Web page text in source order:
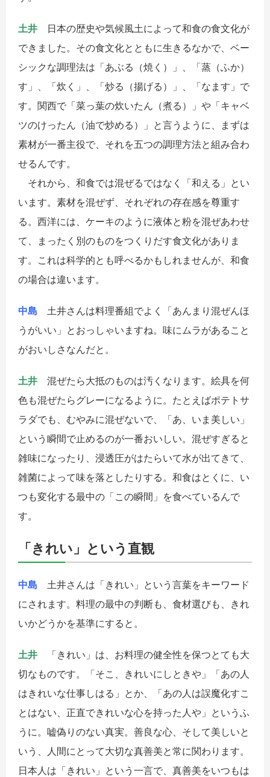
土井 日本の歴史や気候風土によって和食の食文化が
できました。その食文化とともに生きるなかで、ベー
シックな調理法は「あぶる（焼く）」、「蒸（ふか）
す」、「炊く」、「炒る（揚げる）」、「なます」で
す。関西で「菜っ葉の炊いたん（煮る）」や「キャベ
ツのけったん（油で炒める）」と言うように、まずは
素材が一番主役で、それを五つの調理方法と組み合わ
せるんです。
それから、和食では混ぜるではなく「和える」とい
います。素材を混ぜず、それぞれの存在感を尊重す
る。西洋には、ケーキのように液体と粉を混ぜあわせ
て、まったく別のものをつくりだす食文化がありま
す。これは科学的とも呼べるかもしれませんが、和食
の場合は違います。
中島 土井さんは料理番組でよく「あんまり混ぜんほ
うがいい」とおっしゃいますね。味にムラがあること
がおいしさなんだと。
土井 混ぜたら大抵のものは汚くなります。絵具を何
色も混ぜたらグレーになるように。たとえばポテトサ
ラダでも、むやみに混ぜないで、「あ、いま美しい」
という瞬間で止めるのが一番おいしい。混ぜすぎると
雑味になったり、浸透圧がはたらいて水が出てきて、
雑菌によって味を落としたりする。和食はとくに、い
つも変化する最中の「この瞬間」を食べているんで
す。
「きれい」という直観
中島 土井さんは「きれい」という言葉をキーワード
にされます。料理の最中の判断も、食材選びも、きれ
いかどうかを基準にすると。
土井 「きれい」は、お料理の健全性を保つとても大
切なものです。「そこ、きれいにしときや」「あの人
はきれいな仕事しはる」とか、「あの人は誤魔化すこ
とはない、正直できれいな心を持った人や」というふ
うに。嘘偽りのない真実。善良な心、そして美しいと
いう、人間にとって大切な真善美と常に関わります。
日本人は「きれい」という一言で、真善美をいつもは